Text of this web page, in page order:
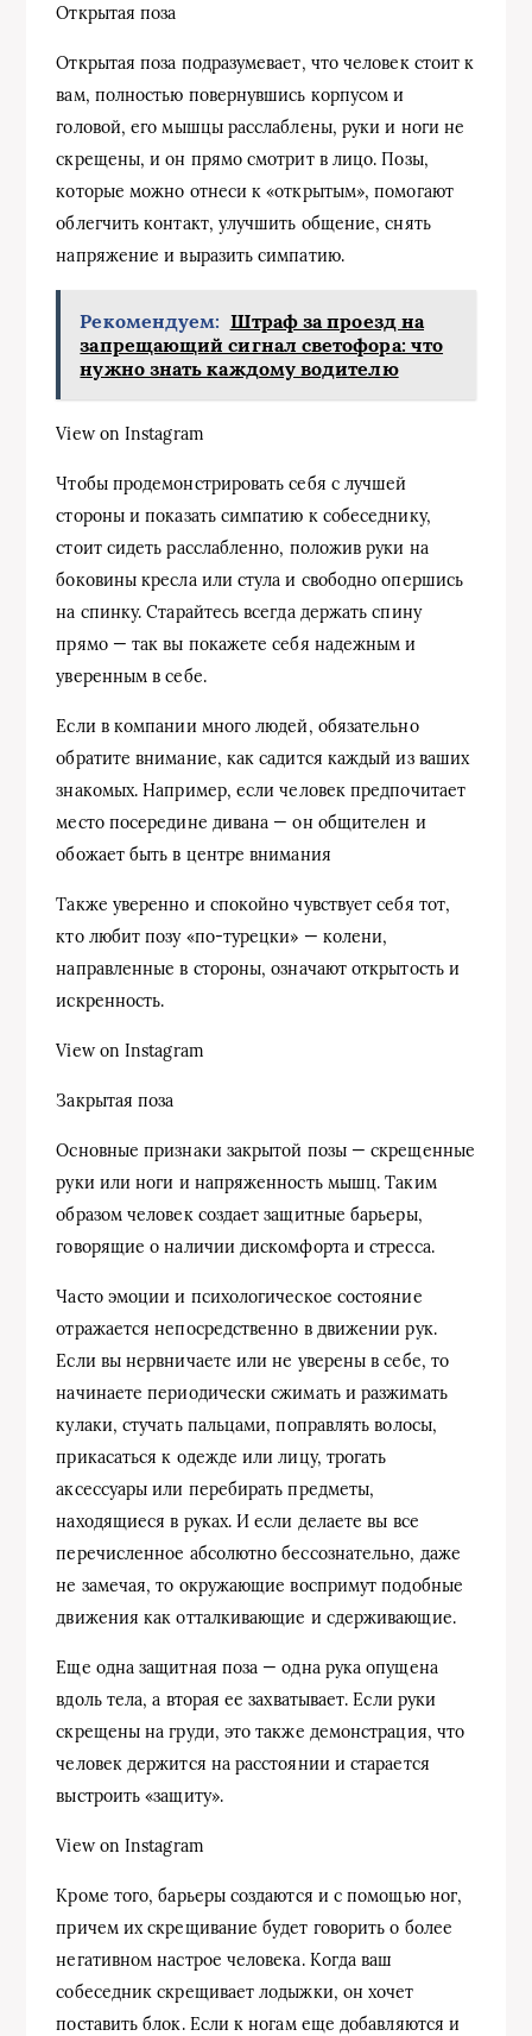
Открытая поза
Открытая поза подразумевает, что человек стоит к
вам, полностью повернувшись корпусом и
головой, его мышцы расслаблены, руки и ноги не
скрещены, и он прямо смотрит в лицо. Позы,
которые можно отнеси к «открытым», помогают
облегчить контакт, улучшить общение, снять
напряжение и выразить симпатию.
Рекомендуем: Штраф за проезд на
запрещающий сигнал светофора: что
нужно знать каждому водителю
View on Instagram
Чтобы продемонстрировать себя с лучшей
стороны и показать симпатию к собеседнику,
стоит сидеть расслабленно, положив руки на
боковины кресла или стула и свободно опершись
на спинку. Старайтесь всегда держать спину
прямо — так вы покажете себя надежным и
уверенным в себе.
Если в компании много людей, обязательно
обратите внимание, как садится каждый из ваших
знакомых. Например, если человек предпочитает
место посередине дивана — он общителен и
обожает быть в центре внимания
Также уверенно и спокойно чувствует себя тот,
кто любит позу «по-турецки» — колени,
направленные в стороны, означают открытость и
искренность.
View on Instagram
Закрытая поза
Основные признаки закрытой позы — скрещенные
руки или ноги и напряженность мышц. Таким
образом человек создает защитные барьеры,
говорящие о наличии дискомфорта и стресса.
Часто эмоции и психологическое состояние
отражается непосредственно в движении рук.
Если вы нервничаете или не уверены в себе, то
начинаете периодически сжимать и разжимать
кулаки, стучать пальцами, поправлять волосы,
прикасаться к одежде или лицу, трогать
аксессуары или перебирать предметы,
находящиеся в руках. И если делаете вы все
перечисленное абсолютно бессознательно, даже
не замечая, то окружающие воспримут подобные
движения как отталкивающие и сдерживающие.
Еще одна защитная поза — одна рука опущена
вдоль тела, а вторая ее захватывает. Если руки
скрещены на груди, это также демонстрация, что
человек держится на расстоянии и старается
выстроить «защиту».
View on Instagram
Кроме того, барьеры создаются и с помощью ног,
причем их скрещивание будет говорить о более
негативном настрое человека. Когда ваш
собеседник скрещивает лодыжки, он хочет
поставить блок. Если к ногам еще добавляются и